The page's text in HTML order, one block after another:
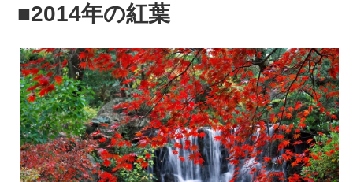
■2014年の紅葉